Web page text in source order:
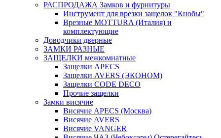
РАСПРОДАЖА Замков и фурнитуры
Инструмент для врезки защелок "Кнобы"
Врезные MOTTURA (Италия) и
комплектующие
Доводчики дверные
ЗАМКИ РАЗНЫЕ
ЗАЩЕЛКИ межкомнатные
Защелки APECS
Защелки AVERS (ЭКОНОМ)
Защелки CODE DECO
Прочие защелки
Замки висячие
Висячие APECS (Москва)
Висячие AVERS
Висячие VANGER